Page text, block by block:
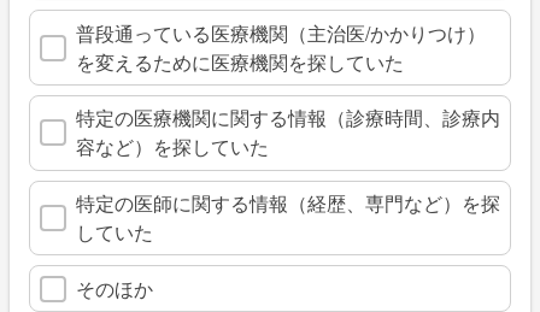
普段通っている医療機関（主治医/かかりつけ）
を変えるために医療機関を探していた
特定の医療機関に関する情報（診療時間、診療内
容など）を探していた
特定の医師に関する情報（経歴、専門など）を探
していた
そのほか